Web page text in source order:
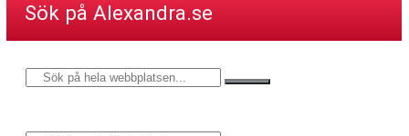
Sök på Alexandra.se